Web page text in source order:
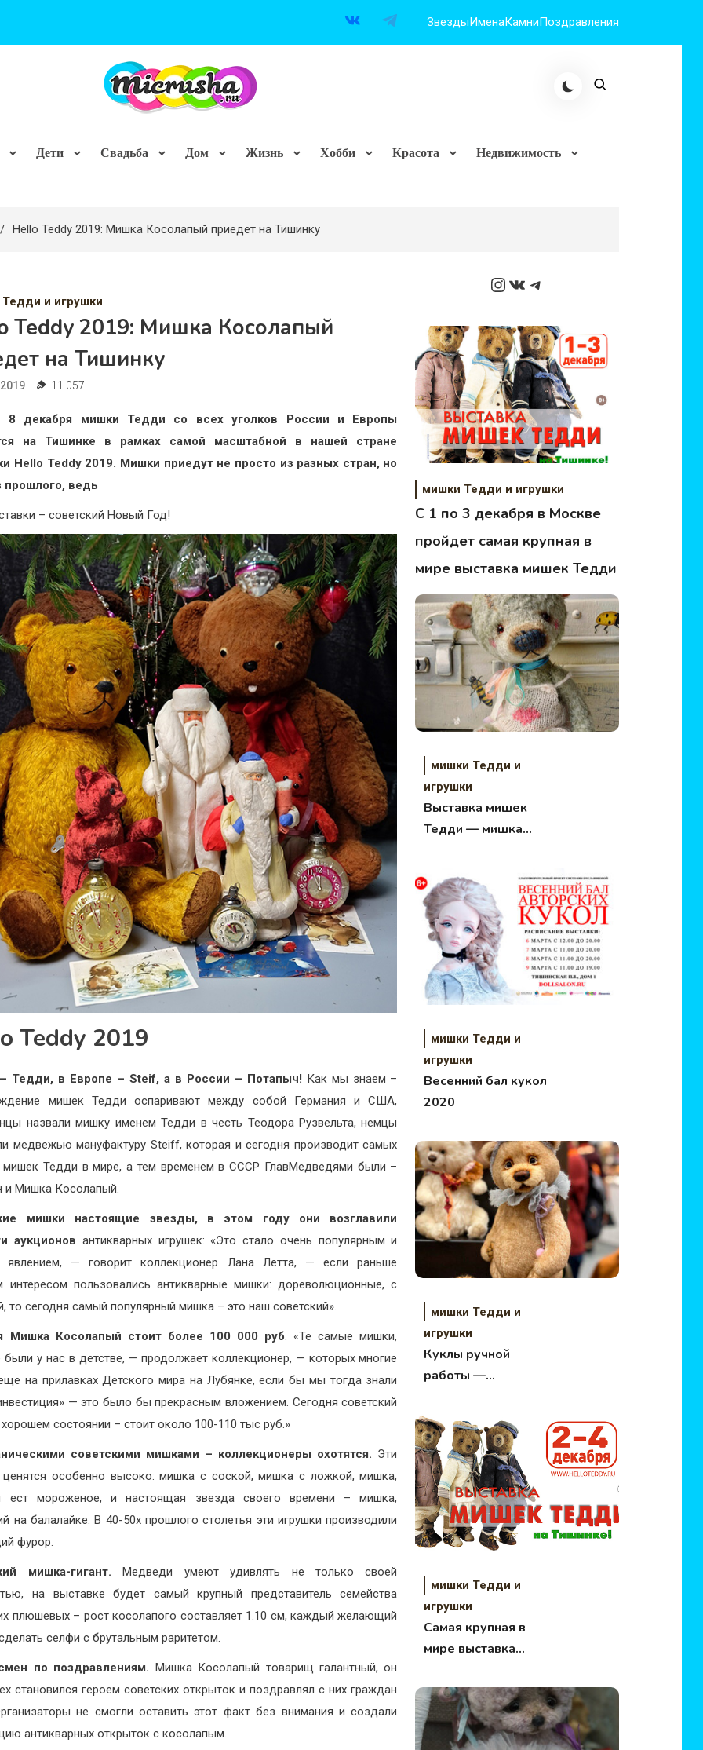
ЗвездыИменаКамниПоздравления
Дети Свадьба Дом Жизнь Хобби Красота Недвижимость
Hello Teddy 2019: Мишка Косолапый приедет на Тишинку
и игрушки
Teddy 2019: Мишка Косолапый
на Тишинку
11 057
8
декабря мишки Тедди со всех уголков России и Европы
на Тишинке в рамках самой масштабной в нашей стране
Hello Teddy 2019. Мишки приедут не просто из разных стран, но
прошлого, ведь
– советский Новый Год!
Teddy 2019
Тедди, в Европе – Steif, а в России – Потапыч! Как мы знаем –
мишек Тедди оспаривают между собой Германия и США,
назвали мишку именем Тедди в честь Теодора Рузвельта, немцы
медвежью мануфактуру Steiff, которая и сегодня производит самых
мишек Тедди в мире, а тем временем в СССР ГлавМедведями были –
и Мишка Косолапый.
мишки настоящие звезды, в этом году они возглавили
аукционов антикварных игрушек: «Это стало очень популярным и
— говорит коллекционер Лана Летта, — если раньше
интересом пользовались антикварные мишки: дореволюционные, с
то сегодня самый популярный мишка – это наш советский».
Мишка Косолапый стоит более 100 000 руб. «Те самые мишки,
были у нас в детстве, — продолжает коллекционер, — которых многие
на прилавках Детского мира на Лубянке, если бы мы тогда знали
— это было бы прекрасным вложением. Сегодня советский
состоянии – стоит около 100-110 тыс руб.»
советскими мишками – коллекционеры охотятся. Эти
ценятся особенно высоко: мишка с соской, мишка с ложкой, мишка,
ест мороженое, и настоящая звезда своего времени – мишка,
на балалайке. В 40-50х прошлого столетья эти игрушки производили
фурор.
мишка-гигант. Медведи умеют удивлять не только своей
на выставке будет самый крупный представитель семейства
плюшевых – рост косолапого составляет 1.10 cм, каждый желающий
селфи с брутальным раритетом.
по поздравлениям. Мишка Косолапый товарищ галантный, он
становился героем советских открыток и поздравлял с них граждан
не смогли оставить этот факт без внимания и создали
антикварных открыток с косолапым.
Instagram
ВКонтакте
Telegram
мишки Тедди и игрушки
C 1 по 3 декабря в Москве
пройдет самая крупная в
мире выставка мишек Тедди
мишки Тедди и
игрушки
Выставка мишек
Тедди — мишка
Москве!
мишки Тедди и
игрушки
Весенний бал кукол
2020
мишки Тедди и
игрушки
Куклы ручной
работы —
красота!
мишки Тедди и
игрушки
Самая крупная в
мире выставка
мишек Hello Teddy
2022